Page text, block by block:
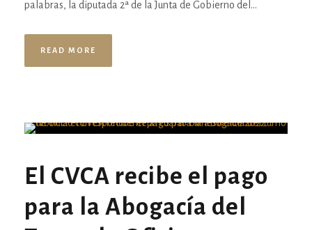
palabras, la diputada 2ª de la Junta de Gobierno del...
READ MORE
El CVCA recibe el pago
para la Abogacía del